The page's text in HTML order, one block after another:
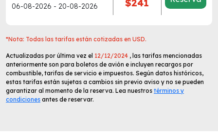
06-08-2026 - 20-08-2026 $241
*Nota: Todas las tarifas están cotizadas en USD.
Actualizadas por última vez el 12/12/2024 , las tarifas mencionadas
anteriormente son para boletos de avión e incluyen recargos por
combustible, tarifas de servicio e impuestos. Según datos históricos,
estas tarifas están sujetas a cambios sin previo aviso y no se pueden
garantizar al momento de la reserva. Lea nuestros términos y
condiciones antes de reservar.